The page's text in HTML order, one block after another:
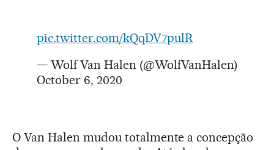
pic.twitter.com/kQqDV7pulR
— Wolf Van Halen (@WolfVanHalen)
October 6, 2020
O Van Halen mudou totalmente a concepção